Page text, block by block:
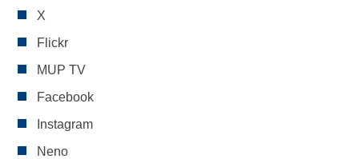
X
Flickr
MUP TV
Facebook
Instagram
Neno